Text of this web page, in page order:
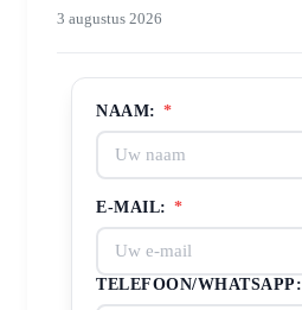
3 augustus 2026
NAAM: *
E-MAIL: *
TELEFOON/WHATSAPP: